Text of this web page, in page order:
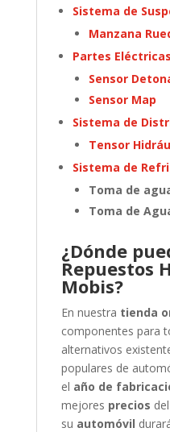
Sistema de
Manzana
Partes Eléctricas
Sensor
Sensor Map
Sistema de
Tensor
Sistema de
Toma de
Toma de
¿Dónde
Repuestos
Mobis?
En nuestra tienda
componentes para
alternativos
populares de
el año de
mejores precios
su automóvil